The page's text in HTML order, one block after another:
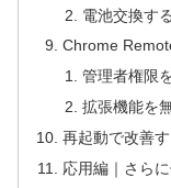
電池交換する
Chrome
管理者権限
拡張機能を
再起動で改善
応用編｜さら